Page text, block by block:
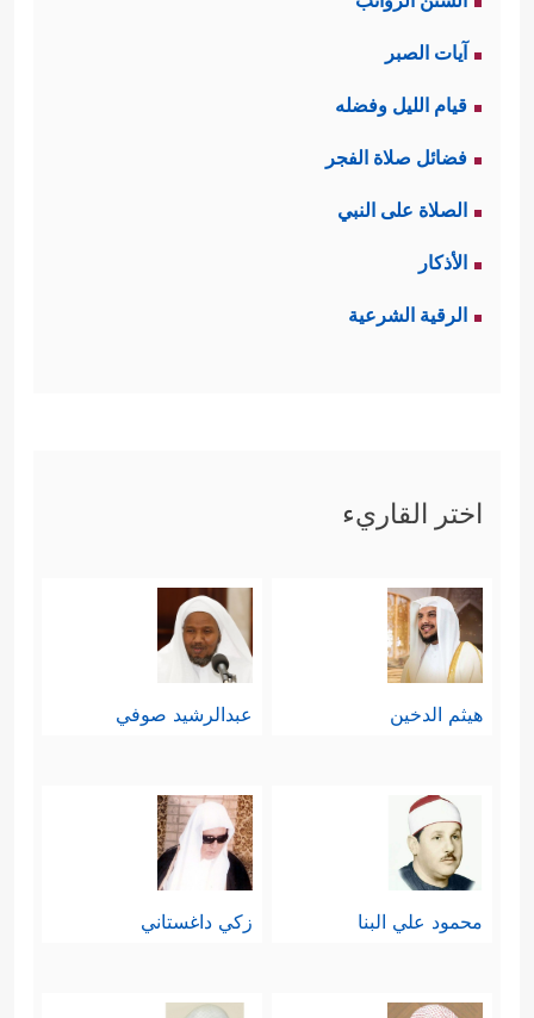
آيات الصبر
قيام الليل وفضله
فضائل صلاة الفجر
الصلاة على النبي
الأذكار
الرقية الشرعية
اختر القاريء
هيثم الدخين عبدالرشيد صوفي
محمود علي البنا زكي داغستاني